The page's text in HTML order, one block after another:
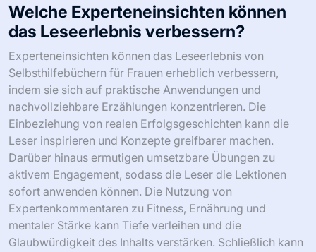
Welche Experteneinsichten können
das Leseerlebnis verbessern?
Experteneinsichten können das Leseerlebnis von
Selbsthilfebüchern für Frauen erheblich verbessern,
indem sie sich auf praktische Anwendungen und
nachvollziehbare Erzählungen konzentrieren. Die
Einbeziehung von realen Erfolgsgeschichten kann die
Leser inspirieren und Konzepte greifbarer machen.
Darüber hinaus ermutigen umsetzbare Übungen zu
aktivem Engagement, sodass die Leser die Lektionen
sofort anwenden können. Die Nutzung von
Expertenkommentaren zu Fitness, Ernährung und
mentaler Stärke kann Tiefe verleihen und die
Glaubwürdigkeit des Inhalts verstärken. Schließlich kann